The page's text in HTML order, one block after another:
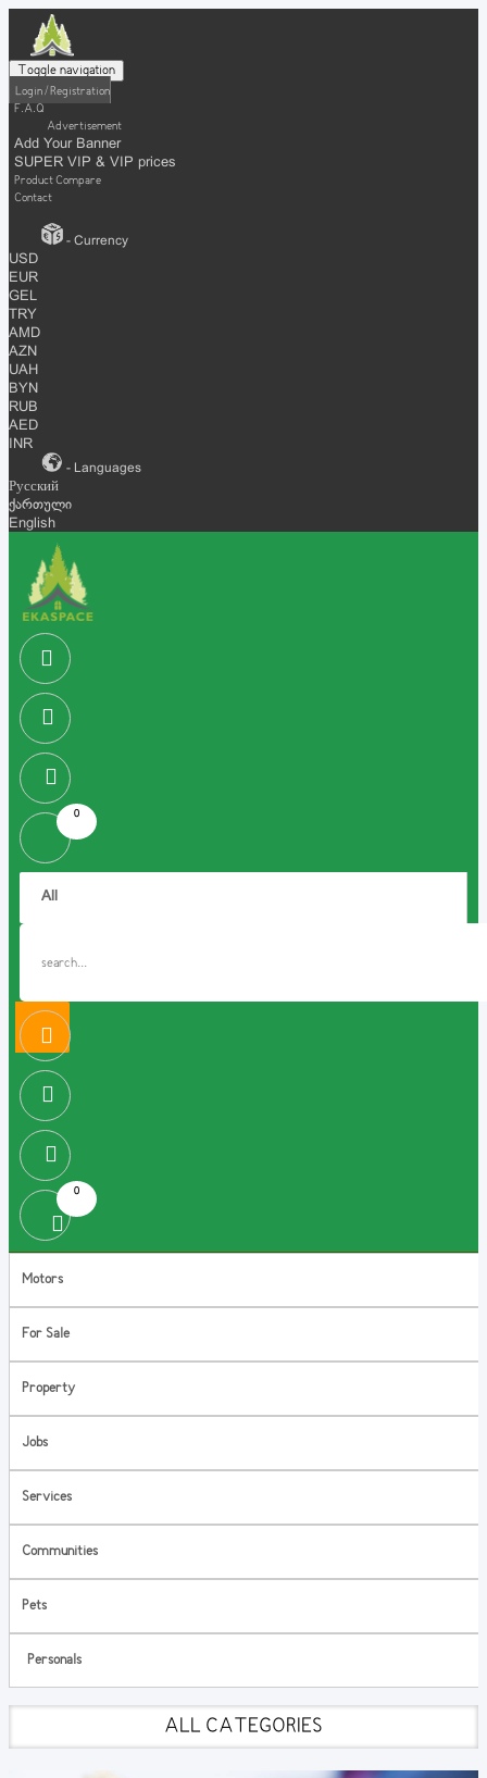
Toggle navigation
Login / Registration
F.A.Q
Advertisement
Add Your Banner
SUPER VIP & VIP prices
Product Compare
Contact
- Currency
USD
EUR
GEL
TRY
AMD
AZN
UAH
BYN
RUB
AED
INR
- Languages
Русский
ქართული
English
0
0
Motors
For Sale
Property
Jobs
Services
Communities
Pets
Personals
ALL CATEGORIES